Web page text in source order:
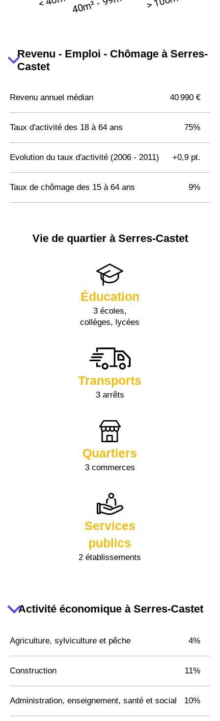
Revenu - Emploi - Chômage à Serres-
Castet
Revenu annuel médian 40 990 €
Taux d'activité des 18 à 64 ans 75%
Evolution du taux d'activité (2006 - 2011) +0,9 pt.
Taux de chômage des 15 à 64 ans 9%
Vie de quartier à Serres-Castet
Éducation
3 écoles,
collèges, lycées
Transports
3 arrêts
Quartiers
3 commerces
Services
publics
2 établissements
Activité économique à Serres-Castet
Agriculture, sylviculture et pêche 4%
Construction 11%
Administration, enseignement, santé et social 10%